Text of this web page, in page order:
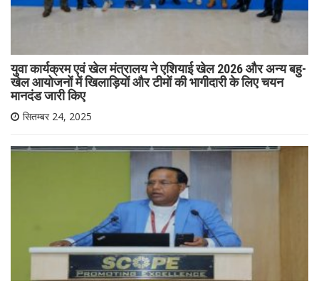
युवा कार्यक्रम एवं खेल मंत्रालय ने एशियाई खेल 2026 और अन्य बहु-
खेल आयोजनों में खिलाड़ियों और टीमों की भागीदारी के लिए चयन
मानदंड जारी किए
सितम्बर 24, 2025